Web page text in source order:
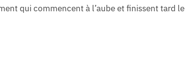
qui commencent à l’aube et finissent tard le